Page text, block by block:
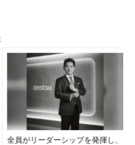
のに、順序尺度というものが
り、その値の順序には意味があ
い値は何らかの特性が強いとい
同様に計算の結果が意味を持ち
のか、表3で確認してみまし
全員がリーダーシップを発揮し、